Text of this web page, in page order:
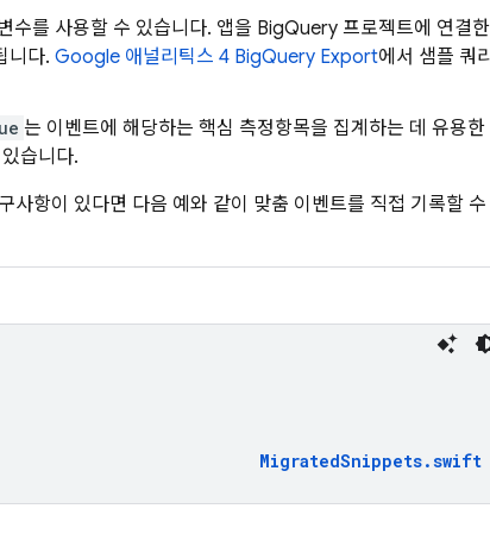
수를 사용할 수 있습니다. 앱을 BigQuery 프로젝트에 연결
니다. Google 애널리틱스 4 BigQuery Export에서 샘플 쿼
는 이벤트에 해당하는 핵심 측정항목을 집계하는 데 유용한
습니다.
사항이 있다면 다음 예와 같이 맞춤 이벤트를 직접 기록할
MigratedSnippets.swift